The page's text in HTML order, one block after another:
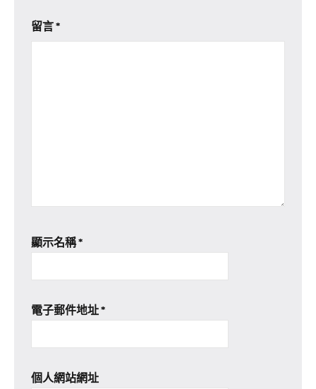
留言*
顯示名稱*
電子郵件地址*
個人網站網址